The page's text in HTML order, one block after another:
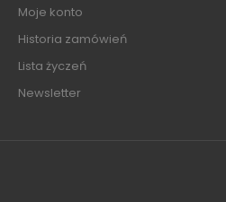
Moje konto
Historia zamówień
Lista życzeń
Newsletter